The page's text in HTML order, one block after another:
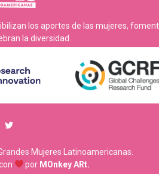
los aportes de las mujeres,
la diversidad.
Mujeres Latinoamericanas.
por MOnkey ARt.